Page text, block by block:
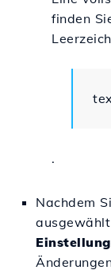
finden
.
Nachdem